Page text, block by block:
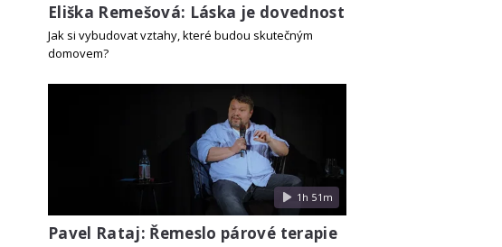
Eliška Remešová: Láska je dovednost
Jak si vybudovat vztahy, které budou skutečným
domovem?
1h 51m
Pavel Rataj: Řemeslo párové terapie